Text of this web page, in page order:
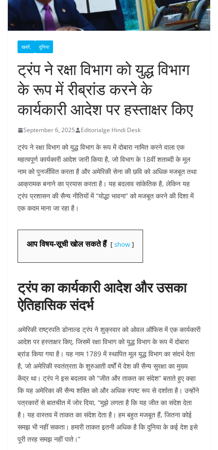
खबरें. दुनिया
ट्रंप ने रक्षा विभाग को युद्ध विभाग
के रूप में रीब्रांड करने के
कार्यकारी आदेश पर हस्ताक्षर किए
September 6, 2025 Editorialge Hindi Desk
ट्रंप ने रक्षा विभाग को युद्ध विभाग के रूप में दोबारा नामित करने वाला एक
महत्वपूर्ण कार्यकारी आदेश जारी किया है, जो विभाग के 18वीं शताब्दी के मूल
नाम को पुनर्जीवित करता है और अमेरिकी सेना की छवि को अधिक मजबूत तथा
आक्रामक बनाने का प्रयास करता है। यह बदलाव सांकेतिक है, लेकिन यह
ट्रंप प्रशासन की सैन्य नीतियों में “योद्धा भावना” को मजबूत करने की दिशा में
एक कदम माना जा रहा है।
आप विषय-सूची खोल सकते हैं show
ट्रंप का कार्यकारी आदेश और उसका
ऐतिहासिक संदर्भ
अमेरिकी राष्ट्रपति डोनाल्ड ट्रंप ने शुक्रवार को ओवल ऑफिस में एक कार्यकारी
आदेश पर हस्ताक्षर किए, जिसमें रक्षा विभाग को युद्ध विभाग के रूप में दोबारा
ब्रांड किया गया है। यह नाम 1789 में स्थापित मूल युद्ध विभाग का संदर्भ देता
है, जो अमेरिकी स्वतंत्रता के शुरुआती वर्षों में देश की सैन्य सुरक्षा का मुख्य
केंद्र था। ट्रंप ने इस बदलाव को “जीत और ताकत का संदेश” बताते हुए कहा
कि यह अमेरिका की सैन्य शक्ति को और अधिक स्पष्ट रूप से दर्शाता है। उन्होंने
पत्रकारों से बातचीत में जोर दिया, “मुझे लगता है कि यह जीत का संदेश देता
है। यह वास्तव में ताकत का संदेश देता है। हम बहुत मजबूत हैं, जितना कोई
समझ भी नहीं सकता। हमारी ताकत इतनी अधिक है कि दुनिया के कई देश इसे
पूरी तरह समझ नहीं पाते।”